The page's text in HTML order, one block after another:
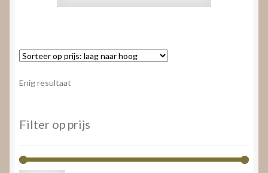
Enig resultaat
Filter op prijs